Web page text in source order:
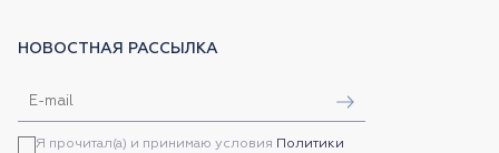
НОВОСТНАЯ РАССЫЛКА
Я прочитал(а) и принимаю условия Политики